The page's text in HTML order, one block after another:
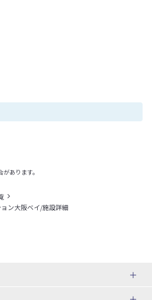
あります。
ン大阪ベイ/施設詳細